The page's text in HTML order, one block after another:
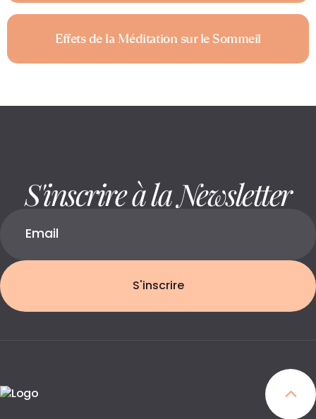
Effets de la Méditation sur le Sommeil
S'inscrire à la Newsletter
S'inscrire